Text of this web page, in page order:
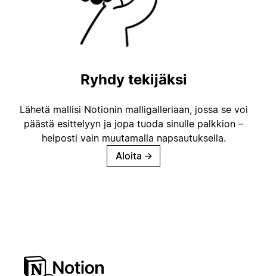
Ryhdy tekijäksi
Lähetä mallisi Notionin malligalleriaan, jossa se voi
päästä esittelyyn ja jopa tuoda sinulle palkkion –
helposti vain muutamalla napsautuksella.
Aloita →